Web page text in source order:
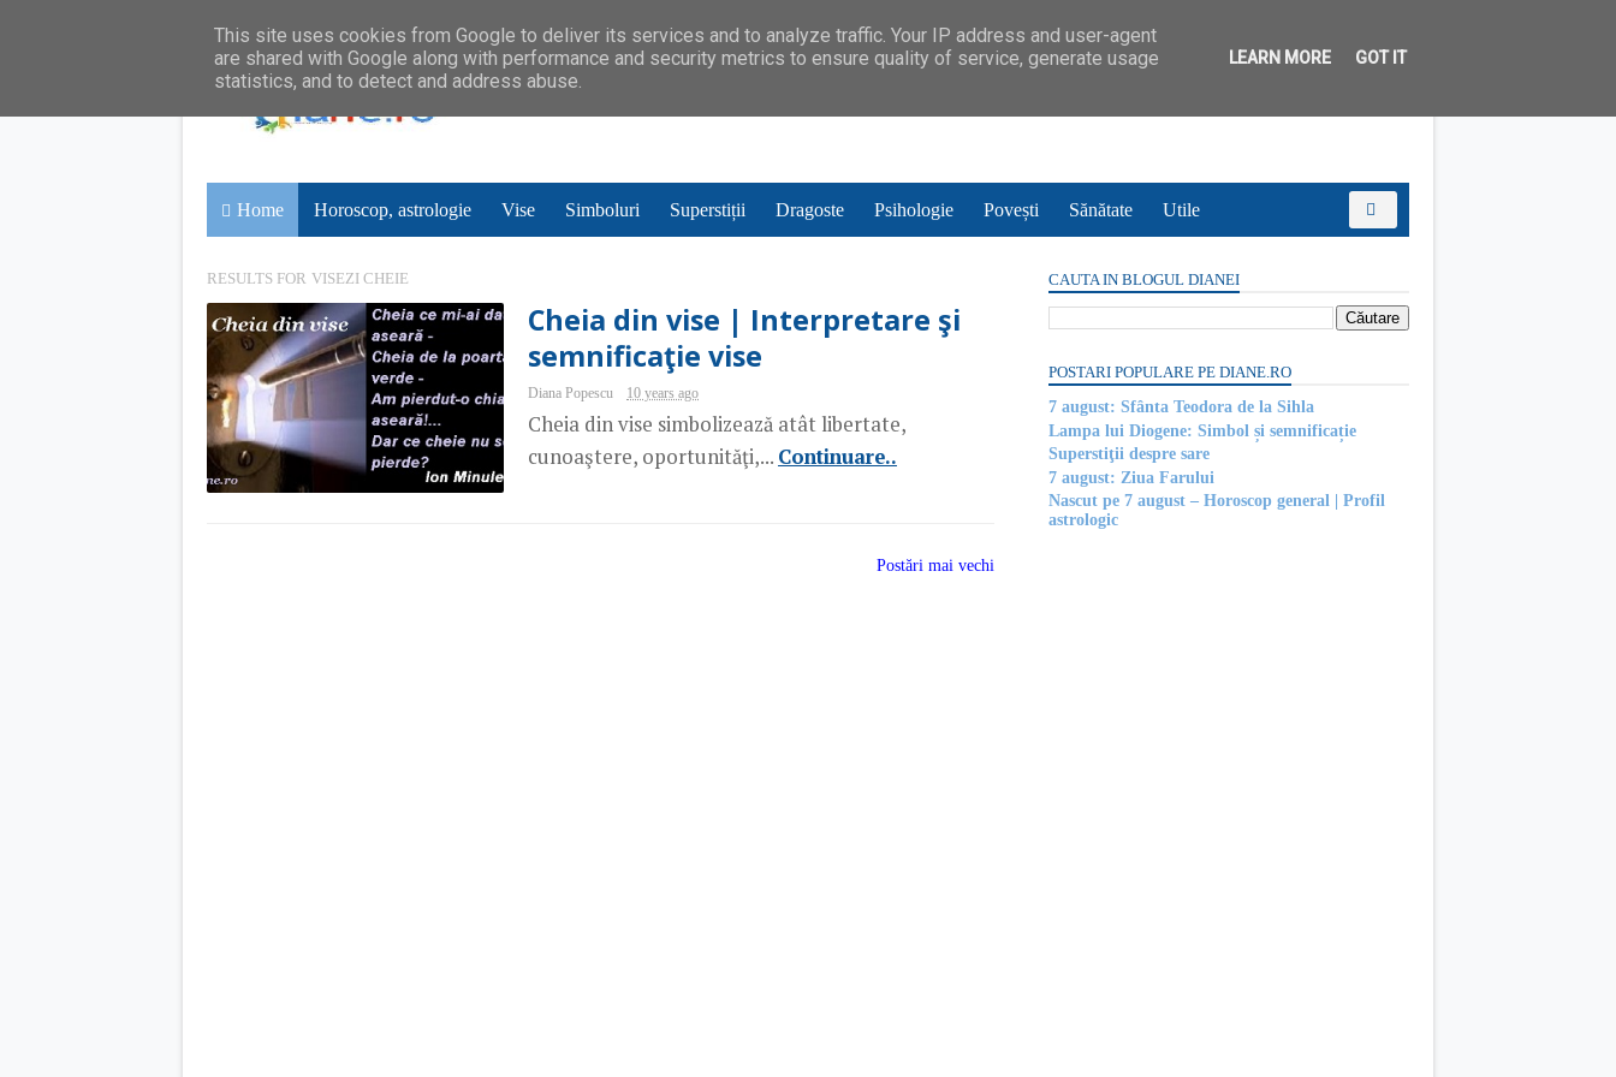
Home Horoscop, astrologie Vise Simboluri Superstiții Dragoste Psihologie Povești Sănătate Utile
RESULTS FOR VISEZI CHEIE
Cheia din vise | Interpretare şi
semnificaţie vise
Diana Popescu 10 years ago
Cheia din vise simbolizează atât libertate,
cunoaştere, oportunităţi,... Continuare..
Postări mai vechi
CAUTA IN BLOGUL DIANEI
POSTARI POPULARE PE DIANE.RO
7 august: Sfânta Teodora de la Sihla
Lampa lui Diogene: Simbol și semnificație
Superstiţii despre sare
7 august: Ziua Farului
Nascut pe 7 august – Horoscop general | Profil
astrologic
This site uses cookies from Google to deliver its services and to analyze traffic. Your IP address and user-agent
are shared with Google along with performance and security metrics to ensure quality of service, generate usage
statistics, and to detect and address abuse.
LEARN MORE GOT IT